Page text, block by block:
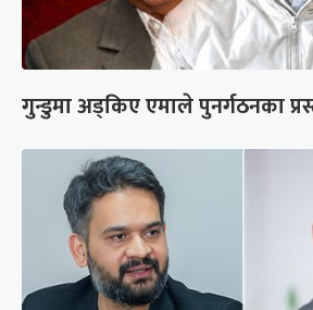
गुन्डुमा अड्किए एमाले पुनर्गठनका